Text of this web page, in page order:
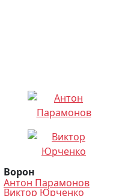
Ворон
Антон Парамонов
Виктор Юрченко